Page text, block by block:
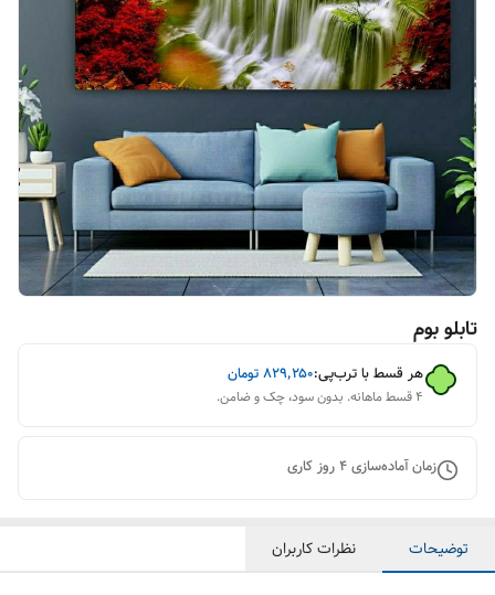
تابلو بوم
هر قسط با ترب‌پی:۸۲۹٬۲۵۰تومان
۴ قسط ماهانه. بدون سود، چک و ضامن.
زمان آماده‌سازی4روز کاری
توضیحات نظرات کاربران